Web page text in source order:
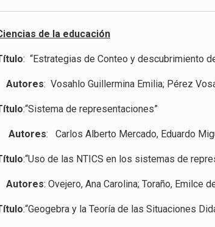
de la educación
: “Estrategias de Conteo y descubrimiento
: Vosahlo Guillermina Emilia; Pérez
:“Sistema de representaciones”
: Carlos Alberto Mercado, Eduardo
:“Uso de las NTICS en los sistemas de
: Ovejero, Ana Carolina; Toraño, Emilce
:“Geogebra y la Teoría de las Situaciones